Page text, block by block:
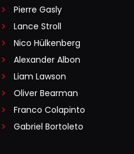
Pierre Gasly
Lance Stroll
Nico Hülkenberg
Alexander Albon
Liam Lawson
Oliver Bearman
Franco Colapinto
Gabriel Bortoleto